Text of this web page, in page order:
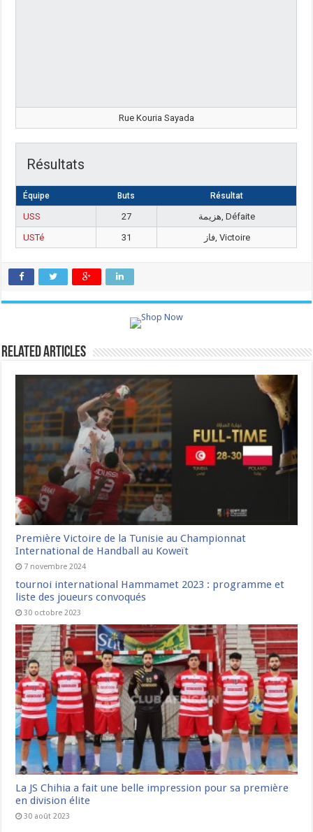
Rue Kouria Sayada
Résultats
Équipe Buts Résultat
USS 27
هزيمة, Défaite
USTé
31 فاز, Victoire
Related Articles
Première Victoire de la Tunisie au Championnat
International de Handball au Koweït
7 novembre 2024
tournoi international Hammamet 2023 : programme et
liste des joueurs convoqués
30 octobre 2023
La JS Chihia a fait une belle impression pour sa première
en division élite
30 août 2023